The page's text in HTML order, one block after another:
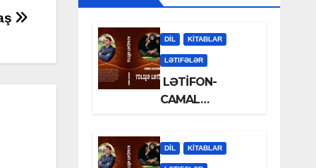
DİL KİTABLAR
LƏTIFƏLƏR
LƏTİFON-
CAMAL
DİL KİTABLAR